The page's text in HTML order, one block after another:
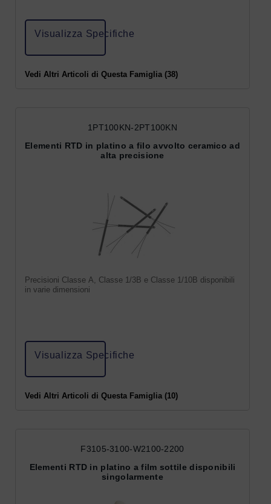
Visualizza Specifiche
Vedi Altri Articoli di Questa Famiglia (38)
1PT100KN-2PT100KN
Elementi RTD in platino a filo avvolto ceramico ad
alta precisione
Precisioni Classe A, Classe 1/3B e Classe 1/10B disponibili
in varie dimensioni
Visualizza Specifiche
Vedi Altri Articoli di Questa Famiglia (10)
F3105-3100-W2100-2200
Elementi RTD in platino a film sottile disponibili
singolarmente